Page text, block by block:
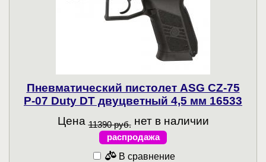
Пневматический пистолет ASG CZ-75
P-07 Duty DT двуцветный 4,5 мм 16533
Цена 11390 руб. нет в наличии
распродажа
В сравнение